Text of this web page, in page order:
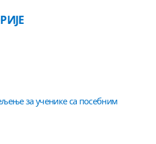
за ученике са посебним